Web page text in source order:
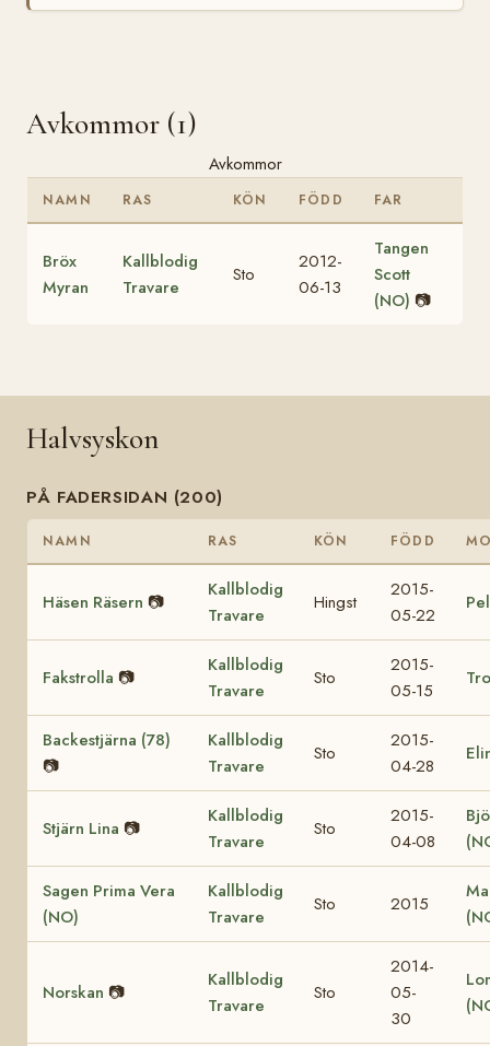
Avkommor (1)
Avkommor
NAMN RAS KÖN FÖDD FAR
Bröx
Myran
Kallblodig
Travare
Sto
2012-
06-13
Tangen
Scott
(NO) 📷
Halvsyskon
PÅ FADERSIDAN (200)
NAMN RAS KÖN FÖDD
Häsen Räsern 📷
Kallblodig
Travare
Hingst
2015-
05-22
Fakstrolla 📷
Kallblodig
Travare
Sto
2015-
05-15
Backestjärna (78)
📷
Kallblodig
Travare
Sto
2015-
04-28
Stjärn Lina 📷
Kallblodig
Travare
Sto
2015-
04-08
Sagen Prima Vera
(NO)
Kallblodig
Travare
Sto 2015
Norskan 📷
Kallblodig
Travare
Sto
2014-
05-
30